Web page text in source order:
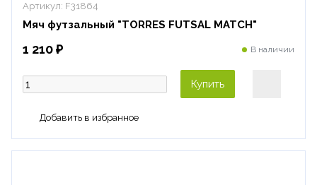
Артикул: F31864
Мяч футзальный "TORRES FUTSAL MATCH"
1 210 ₽ В наличии
Купить